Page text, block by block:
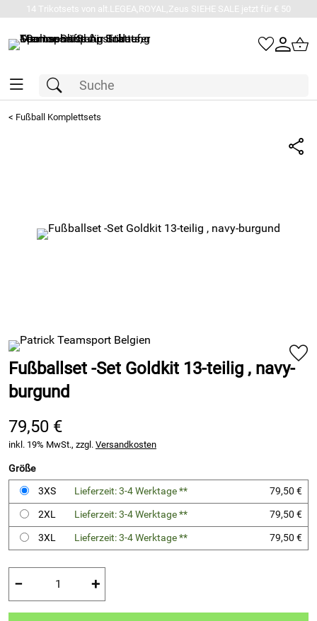
14 Trikotsets von alt.LEGEA,ROYAL,Zeus SIEHE SALE jetzt für € 50
< Fußball Komplettsets
Fußballset -Set Goldkit 13-teilig , navy-
burgund
79,50 €
inkl. 19% MwSt., zzgl. Versandkosten
Größe
3XS
Lieferzeit: 3-4 Werktage **
79,50 €
2XL
Lieferzeit: 3-4 Werktage **
79,50 €
3XL
Lieferzeit: 3-4 Werktage ** 79,50 €
− +